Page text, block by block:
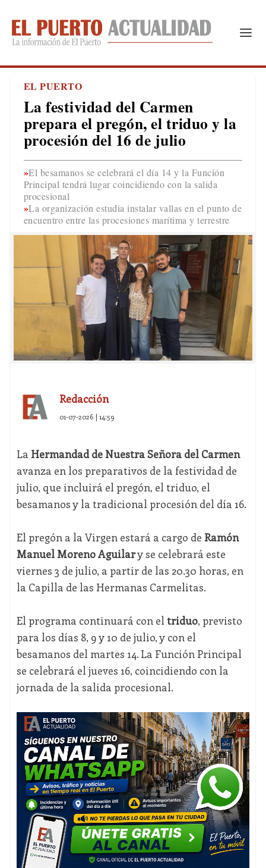
EL PUERTO
La festividad del Carmen
prepara el pregón, el triduo y la
procesión del 16 de julio
El besamanos se celebrará el día 14 y la Función
Principal tendrá lugar coincidiendo con la salida
procesional
La organización estudia instalar vallas en el punto de
encuentro entre las procesiones marítima y terrestre
Redacción
01-07-2026 | 14:59
La Hermandad de Nuestra Señora del Carmen
avanza en los preparativos de la festividad de
julio, que incluirá el pregón, el triduo, el
besamanos y la tradicional procesión del día 16.
El pregón a la Virgen estará a cargo de Ramón
Manuel Moreno Aguilary se celebrará este
viernes 3 de julio, a partir de las 20.30 horas, en
la Capilla de las Hermanas Carmelitas.
El programa continuará con el triduo, previsto
para los días 8, 9 y 10 de julio, y con el
besamanos del martes 14. La Función Principal
se celebrará el jueves 16, coincidiendo con la
jornada de la salida procesional.